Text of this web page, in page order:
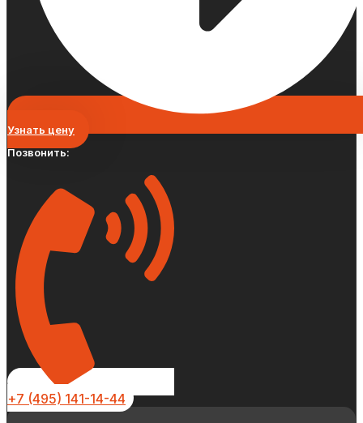
Узнать цену
Позвонить:
+7 (495) 141-14-44